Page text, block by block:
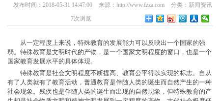
发布时间：2018-05-31 14:47:00 来源：http://www.fzza.com 分类： 新闻资讯
7次浏览
从一定程度上来说，特殊教育的发展能力可以反映出一个国家的强
弱。特殊教育是文明时代的产物，是一个国家文明程度的窗口，也是一个
国家教育发展水平的具体体现。
特殊教育是社会文明程度不断提高、教育公平得以实现的标志。自从
有了人类就有了教育活动，普通教育是伴随人类的诞生而自然产生的一种
社会现象。残疾也是伴随人类的诞生而出现的自然现象，但特殊教育的产